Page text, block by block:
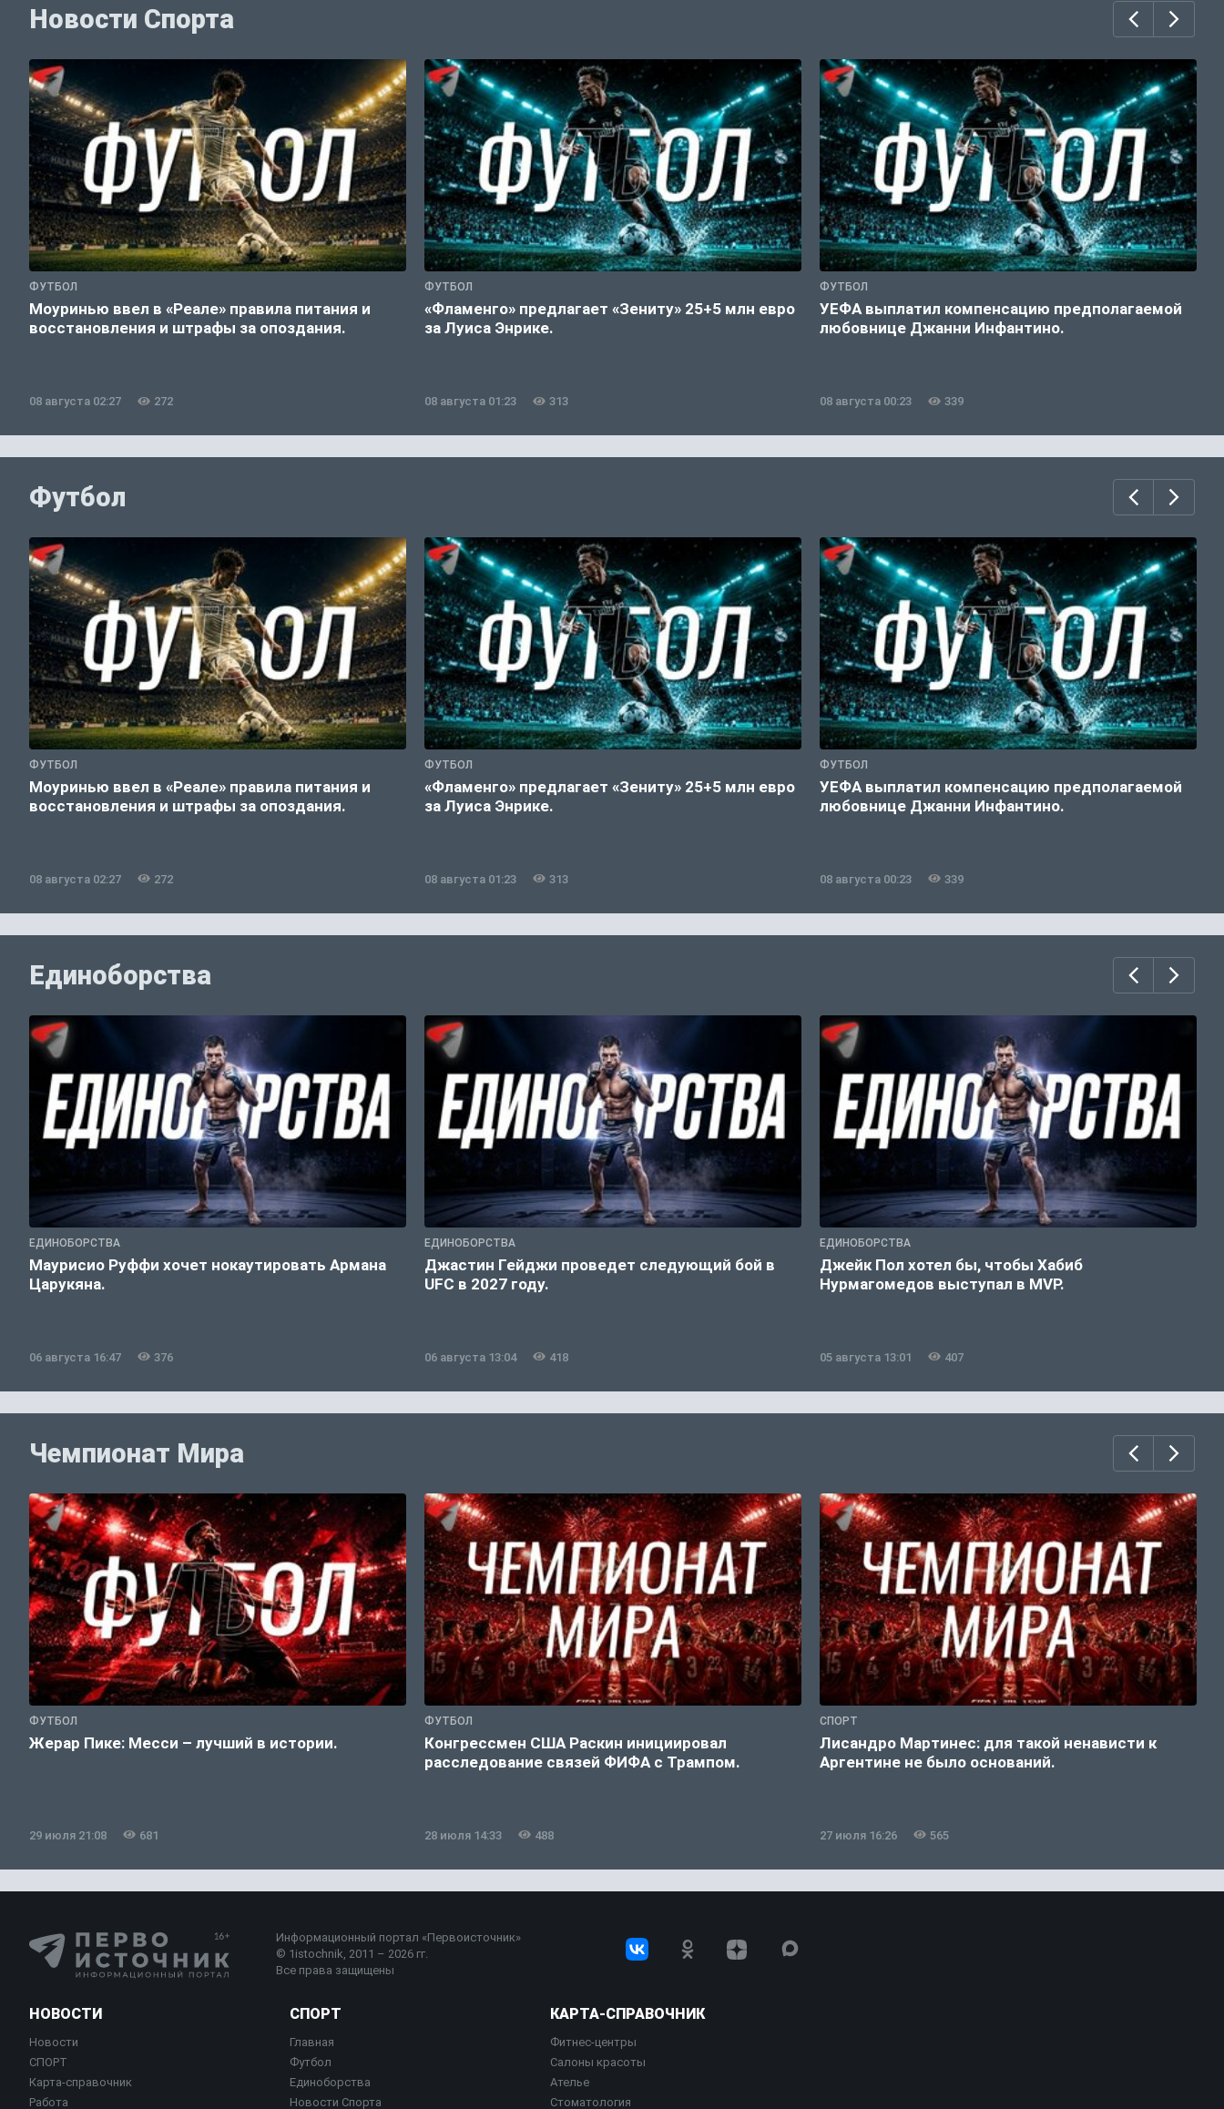
Новости Спорта
ФУТБОЛ
Моуринью ввел в «Реале» правила питания и
восстановления и штрафы за опоздания.
08 августа 02:27 272
ФУТБОЛ
«Фламенго» предлагает «Зениту» 25+5 млн евро
за Луиса Энрике.
08 августа 01:23 313
ФУТБОЛ
УЕФА выплатил компенсацию предполагаемой
любовнице Джанни Инфантино.
08 августа 00:23 339
Футбол
ФУТБОЛ
Моуринью ввел в «Реале» правила питания и
восстановления и штрафы за опоздания.
08 августа 02:27 272
ФУТБОЛ
«Фламенго» предлагает «Зениту» 25+5 млн евро
за Луиса Энрике.
08 августа 01:23 313
ФУТБОЛ
УЕФА выплатил компенсацию предполагаемой
любовнице Джанни Инфантино.
08 августа 00:23 339
Единоборства
ЕДИНОБОРСТВА
Маурисио Руффи хочет нокаутировать Армана
Царукяна.
06 августа 16:47 376
ЕДИНОБОРСТВА
Джастин Гейджи проведет следующий бой в
UFC в 2027 году.
06 августа 13:04 418
ЕДИНОБОРСТВА
Джейк Пол хотел бы, чтобы Хабиб
Нурмагомедов выступал в MVP.
05 августа 13:01 407
Чемпионат Мира
ФУТБОЛ
Жерар Пике: Месси – лучший в истории.
29 июля 21:08 681
ФУТБОЛ
Конгрессмен США Раскин инициировал
расследование связей ФИФА с Трампом.
28 июля 14:33 488
СПОРТ
Лисандро Мартинес: для такой ненависти к
Аргентине не было оснований.
27 июля 16:26 565
Информационный портал «Первоисточник»
© 1istochnik, 2011 – 2026 гг.
Все права защищены
НОВОСТИ
Новости
СПОРТ
Карта-справочник
Работа
СПОРТ
Главная
Футбол
Единоборства
Новости Спорта
КАРТА-СПРАВОЧНИК
Фитнес-центры
Салоны красоты
Ателье
Стоматология